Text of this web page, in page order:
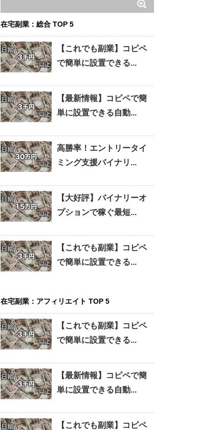
在宅副業：総合 TOP 5
【これでも副業】コピペ
で簡単に設置できる...
【最新情報】コピペで簡
単に設置できる自動...
高勝率！エントリータイ
ミング支援バイナリ...
【大好評】バイナリーオ
プションで稼ぐ最短...
【これでも副業】コピペ
で簡単に設置できる...
在宅副業：アフィリエイト TOP 5
【これでも副業】コピペ
で簡単に設置できる...
【最新情報】コピペで簡
単に設置できる自動...
【これでも副業】コピペ